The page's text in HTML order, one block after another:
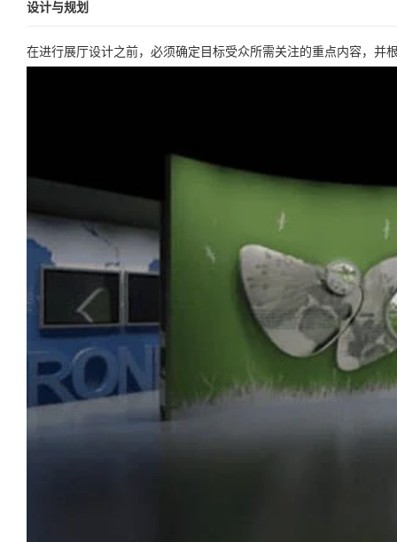
设计与规划
在进行展厅设计之前，必须确定目标受众所需关注的重点内容，